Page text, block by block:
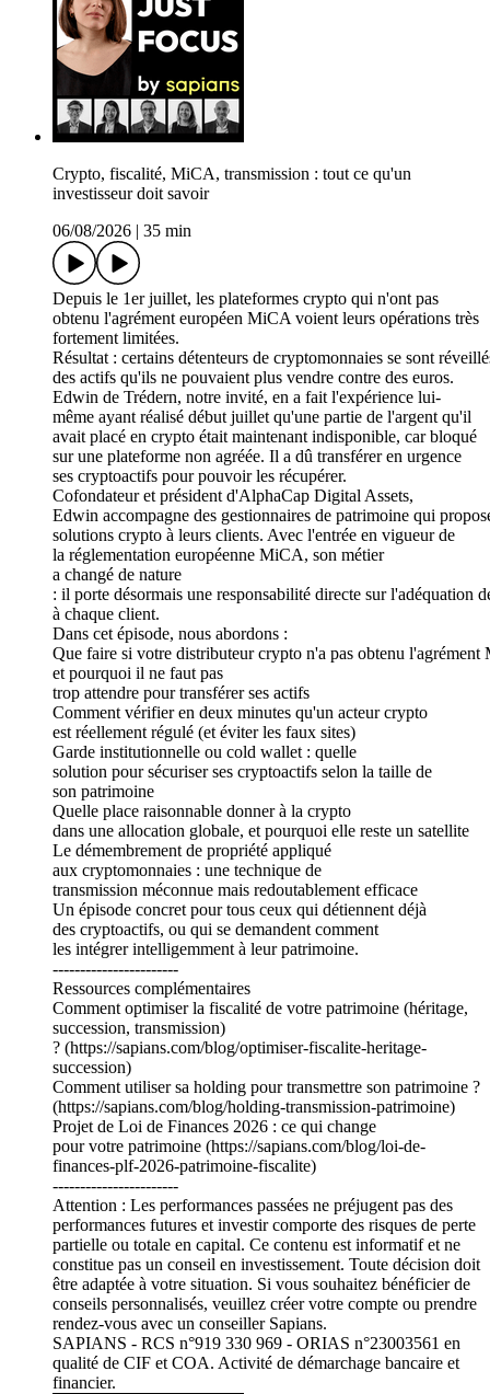
Crypto, fiscalité, MiCA, transmission : tout ce qu'un
investisseur doit savoir
06/08/2026
35 min
Depuis le 1er juillet, les plateformes crypto qui n'ont pas
obtenu l'agrément européen MiCA voient leurs opérations très
fortement limitées.
Résultat : certains détenteurs de cryptomonnaies se sont
des actifs qu'ils ne pouvaient plus vendre contre des euros.
Edwin de Trédern, notre invité, en a fait l'expérience lui-
même ayant réalisé début juillet qu'une partie de l'argent qu'il
avait placé en crypto était maintenant indisponible, car bloqué
sur une plateforme non agréée. Il a dû transférer en urgence
ses cryptoactifs pour pouvoir les récupérer.
Cofondateur et président d'AlphaCap Digital Assets,
Edwin accompagne des gestionnaires de patrimoine qui
solutions crypto à leurs clients. Avec l'entrée en vigueur de
la réglementation européenne MiCA, son métier
a changé de nature
: il porte désormais une responsabilité directe sur l'adéquation
à chaque client.
Dans cet épisode, nous abordons :
Que faire si votre distributeur crypto n'a pas obtenu
et pourquoi il ne faut pas
trop attendre pour transférer ses actifs
Comment vérifier en deux minutes qu'un acteur crypto
est réellement régulé (et éviter les faux sites)
Garde institutionnelle ou cold wallet : quelle
solution pour sécuriser ses cryptoactifs selon la taille de
son patrimoine
Quelle place raisonnable donner à la crypto
dans une allocation globale, et pourquoi elle reste un satellite
Le démembrement de propriété appliqué
aux cryptomonnaies : une technique de
transmission méconnue mais redoutablement efficace
Un épisode concret pour tous ceux qui détiennent déjà
des cryptoactifs, ou qui se demandent comment
les intégrer intelligemment à leur patrimoine.
-----------------------
Ressources complémentaires
Comment optimiser la fiscalité de votre patrimoine (héritage,
succession, transmission)
? (https://sapians.com/blog/optimiser-fiscalite-heritage-
succession)
Comment utiliser sa holding pour transmettre son patrimoine ?
(https://sapians.com/blog/holding-transmission-patrimoine)
Projet de Loi de Finances 2026 : ce qui change
pour votre patrimoine (https://sapians.com/blog/loi-de-
finances-plf-2026-patrimoine-fiscalite)
-----------------------
Attention : Les performances passées ne préjugent pas des
performances futures et investir comporte des risques de perte
partielle ou totale en capital. Ce contenu est informatif et ne
constitue pas un conseil en investissement. Toute décision doit
être adaptée à votre situation. Si vous souhaitez bénéficier de
conseils personnalisés, veuillez créer votre compte ou prendre
rendez-vous avec un conseiller Sapians.
SAPIANS - RCS n°919 330 969 - ORIAS n°23003561 en
qualité de CIF et COA. Activité de démarchage bancaire et
financier.